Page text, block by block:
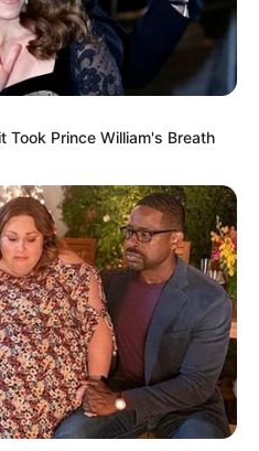
Took Prince William's Breath